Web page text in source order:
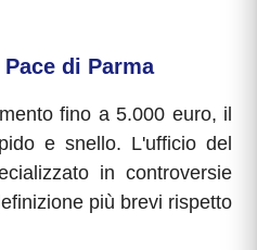
di Parma
fino a 5.000 euro, il
e snello. L'ufficio del
in controversie
più brevi rispetto